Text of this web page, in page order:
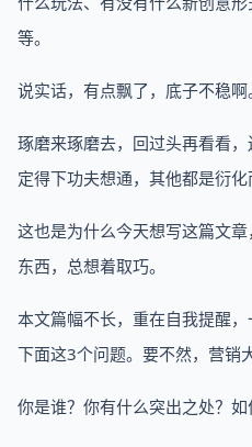
等。
说实话，有点飘了，底子不稳啊
琢磨来琢磨去，回过头再看看
定得下功夫想通，其他都是衍化
这也是为什么今天想写这篇文
东西，总想着取巧。
本文篇幅不长，重在自我提醒
下面这3个问题。要不然，营销
你是谁？你有什么突出之处？如